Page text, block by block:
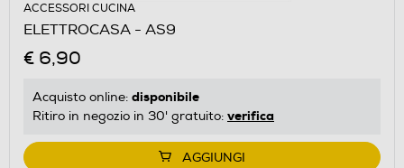
ACCESSORI CUCINA
ELETTROCASA - AS9
€ 6,90
Acquisto online: disponibile
Ritiro in negozio in 30' gratuito: verifica
AGGIUNGI